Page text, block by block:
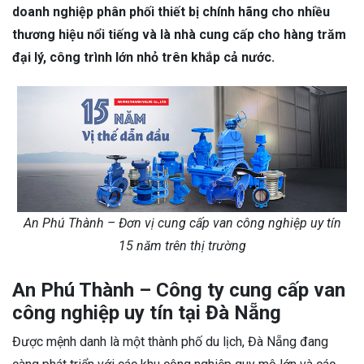
doanh nghiệp phân phối thiết bị chính hãng cho nhiều
thương hiệu nổi tiếng và là nhà cung cấp cho hàng trăm
đại lý, công trình lớn nhỏ trên khắp cả nước.
An Phú Thành – Đơn vị cung cấp van công nghiệp uy tín
15 năm trên thị trường
An Phú Thành – Công ty cung cấp van
công nghiệp uy tín tại Đà Nẵng
Được mệnh danh là một thành phố du lịch, Đà Nẵng đang